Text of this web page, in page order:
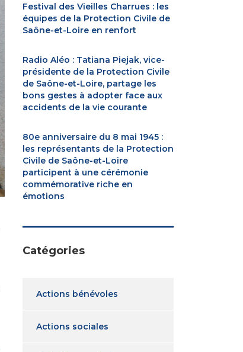
Festival des Vieilles Charrues : les
équipes de la Protection Civile de
Saône-et-Loire en renfort
Radio Aléo : Tatiana Piejak, vice-
présidente de la Protection Civile
de Saône-et-Loire, partage les
bons gestes à adopter face aux
accidents de la vie courante
80e anniversaire du 8 mai 1945 :
les représentants de la Protection
Civile de Saône-et-Loire
participent à une cérémonie
commémorative riche en
émotions
Catégories
Actions bénévoles
Actions sociales